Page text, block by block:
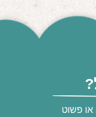
או פשוט